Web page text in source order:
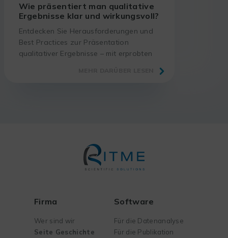
Wie präsentiert man qualitative
Ergebnisse klar und wirkungsvoll?
Entdecken Sie Herausforderungen und
Best Practices zur Präsentation
qualitativer Ergebnisse – mit erprobten
Firma
Wer sind wir
Seite Geschichte
Software
Für die Datenanalyse
Für die Publikation